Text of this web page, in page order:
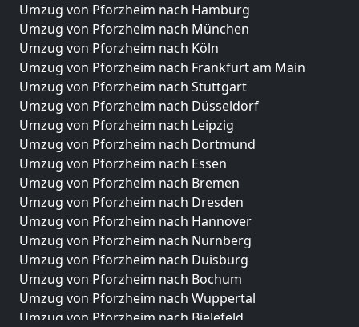
Umzug von Pforzheim nach Hamburg
Umzug von Pforzheim nach München
Umzug von Pforzheim nach Köln
Umzug von Pforzheim nach Frankfurt am Main
Umzug von Pforzheim nach Stuttgart
Umzug von Pforzheim nach Düsseldorf
Umzug von Pforzheim nach Leipzig
Umzug von Pforzheim nach Dortmund
Umzug von Pforzheim nach Essen
Umzug von Pforzheim nach Bremen
Umzug von Pforzheim nach Dresden
Umzug von Pforzheim nach Hannover
Umzug von Pforzheim nach Nürnberg
Umzug von Pforzheim nach Duisburg
Umzug von Pforzheim nach Bochum
Umzug von Pforzheim nach Wuppertal
Umzug von Pforzheim nach Bielefeld